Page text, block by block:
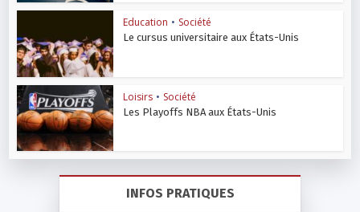
Education • Société
Le cursus universitaire aux États-Unis
Loisirs • Société
Les Playoffs NBA aux États-Unis
INFOS PRATIQUES